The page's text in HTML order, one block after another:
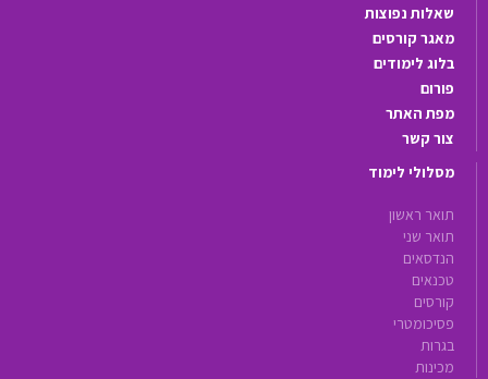
שאלות נפוצות
מאגר קורסים
בלוג לימודים
פורום
מפת האתר
צור קשר
מסלולי לימוד
תואר ראשון
תואר שני
הנדסאים
טכנאים
קורסים
פסיכומטרי
בגרות
מכינות